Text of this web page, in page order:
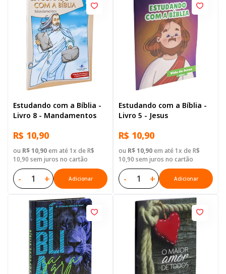
Estudando com a Bíblia -
Livro 8 - Mandamentos
R$ 10,90
ou R$ 10,90em até 1x de R$
10,90 sem juros no cartão
- + Adicionar
Estudando com a Bíblia -
Livro 5 - Jesus
R$ 10,90
ou R$ 10,90em até 1x de R$
10,90 sem juros no cartão
- + Adicionar